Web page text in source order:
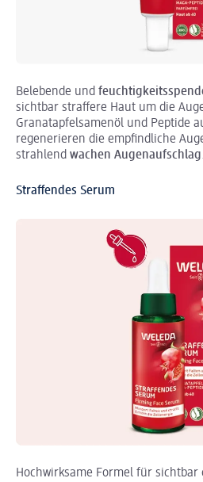
Belebende und
sichtbar straffere Haut um die
Granatapfelsamenöl und Peptide
regenerieren die empfindliche
strahlend wachen Augenaufschlag.
Straffendes Serum
Hochwirksame Formel für sichtbar